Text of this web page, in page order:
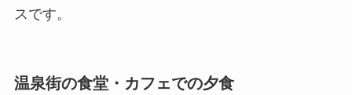
スです。
温泉街の食堂・カフェでの夕食